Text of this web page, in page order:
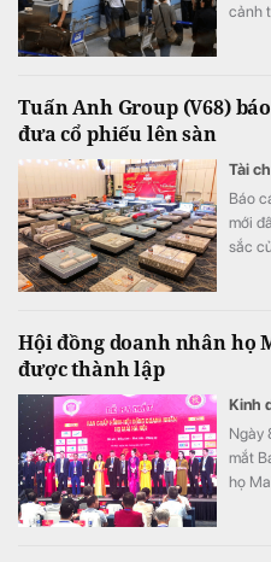
cảnh
Tuấn Anh Group (V68)
đưa cổ phiếu lên sàn
Tài
Báo
mới
sắc
Hội đồng doanh nhân họ
được thành lập
Kinh
Ngày
mắt
họ